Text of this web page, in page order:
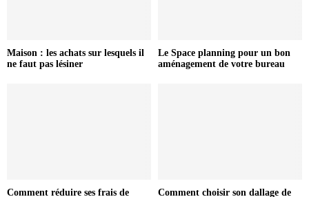
Maison : les achats sur lesquels il
ne faut pas lésiner
Le Space planning pour un bon
aménagement de votre bureau
Comment réduire ses frais de
Comment choisir son dallage de